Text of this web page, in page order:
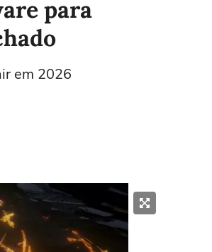
para
em 2026